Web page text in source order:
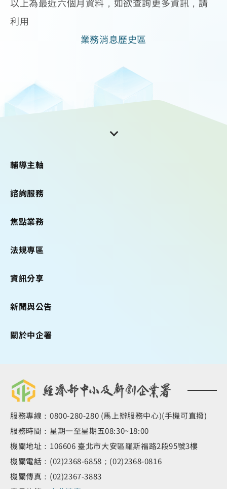
利用
業務消息歷史區
輔導主軸
諮詢服務
焦點業務
法規專區
資訊分享
新聞與公告
關於中企署
服務專線：0800-280-280 (馬上辦服務中心)(手機可直撥)
服務時間：星期一至星期五08:30~18:00
機關地址：106606 臺北市大安區羅斯福路2段95號3樓
機關電話：(02)2368-6858；(02)2368-0816
機關傳真：(02)2367-3883